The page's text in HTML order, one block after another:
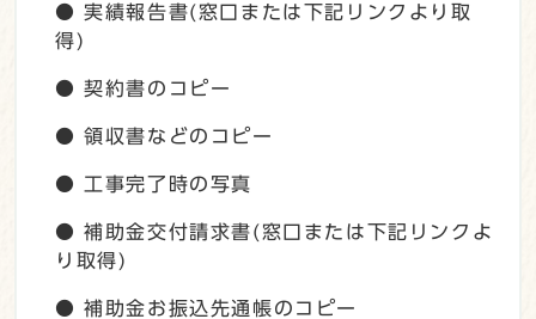
● 実績報告書(窓口または下記リンクより取
得)
● 契約書のコピー
● 領収書などのコピー
● 工事完了時の写真
● 補助金交付請求書(窓口または下記リンクよ
り取得)
● 補助金お振込先通帳のコピー